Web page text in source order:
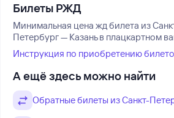
Билеты РЖД
Минимальная цена жд билета из
Петербург — Казань в плацкартном
Инструкция по приобретению
А ещё здесь можно найти
Обратные билеты из Санкт-